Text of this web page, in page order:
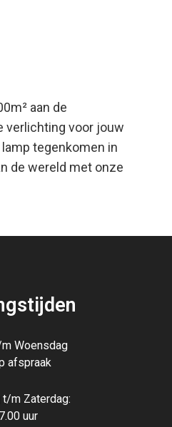
aan de
verlichting voor jouw
tegenkomen in
de wereld met onze
Woensdag
afspraak
t/m Zaterdag:
uur